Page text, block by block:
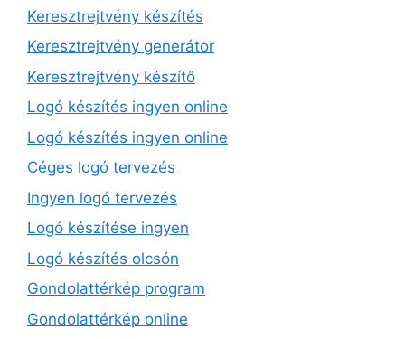
Keresztrejtvény készítés
Keresztrejtvény generátor
Keresztrejtvény készítő
Logó készítés ingyen online
Logó készítés ingyen online
Céges logó tervezés
Ingyen logó tervezés
Logó készítése ingyen
Logó készítés olcsón
Gondolattérkép program
Gondolattérkép online